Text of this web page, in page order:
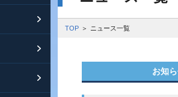
レース展望
開催日程（年間）
施設ガイド
ボートレースびわこを知る
特設バックナンバー
TOP ニュース一覧
お知